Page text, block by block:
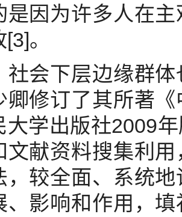
是因为许多人在
。
下层边缘群体
卿修订了其所著
大学出版社2009
文献资料搜集利
，较全面、系统
、影响和作用，